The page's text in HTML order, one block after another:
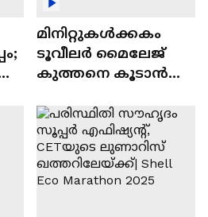
മിനിറ്റുകൾക്കകം
ടൂവീലർ മൈലേജ്
കുത്തനെ കൂടാൻ